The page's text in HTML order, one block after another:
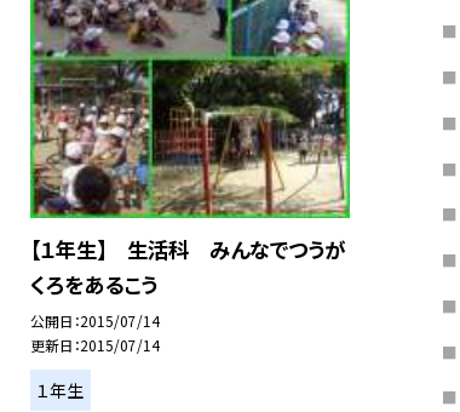
【１年生】 生活科 みんなでつうが
くろをあるこう
公開日 2015/07/14
更新日 2015/07/14
１年生